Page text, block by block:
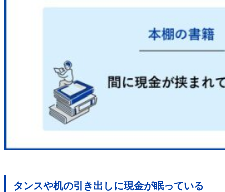
タンスや机の引き出しに現金が眠っている